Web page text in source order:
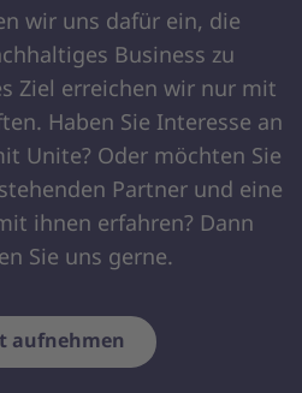
wir uns dafür ein, die
Business zu
Ziel erreichen wir nur mit
Haben Sie Interesse an
Unite? Oder möchten Sie
Partner und eine
ihnen erfahren? Dann
Sie uns gerne.
aufnehmen